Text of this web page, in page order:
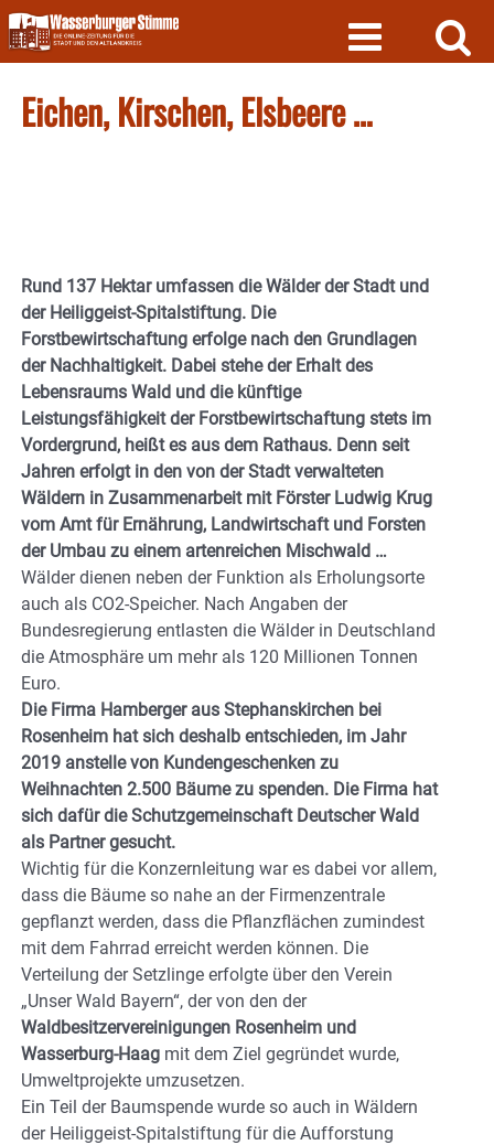
Skip
to
content
Eichen, Kirschen, Elsbeere …
Rund 137 Hektar umfassen die Wälder der Stadt und
der Heiliggeist-Spitalstiftung. Die
Forstbewirtschaftung erfolge nach den Grundlagen
der Nachhaltigkeit. Dabei stehe der Erhalt des
Lebensraums Wald und die künftige
Leistungsfähigkeit der Forstbewirtschaftung stets im
Vordergrund, heißt es aus dem Rathaus. Denn seit
Jahren erfolgt in den von der Stadt verwalteten
Wäldern in Zusammenarbeit mit Förster Ludwig Krug
vom Amt für Ernährung, Landwirtschaft und Forsten
der Umbau zu einem artenreichen Mischwald …
Wälder dienen neben der Funktion als Erholungsorte
auch als CO2-Speicher. Nach Angaben der
Bundesregierung entlasten die Wälder in Deutschland
die Atmosphäre um mehr als 120 Millionen Tonnen
Euro.
Die Firma Hamberger aus Stephanskirchen bei
Rosenheim hat sich deshalb entschieden, im Jahr
2019 anstelle von Kundengeschenken zu
Weihnachten 2.500 Bäume zu spenden. Die Firma hat
sich dafür die Schutzgemeinschaft Deutscher Wald
als Partner gesucht.
Wichtig für die Konzernleitung war es dabei vor allem,
dass die Bäume so nahe an der Firmenzentrale
gepflanzt werden, dass die Pflanzflächen zumindest
mit dem Fahrrad erreicht werden können. Die
Verteilung der Setzlinge erfolgte über den Verein
„Unser Wald Bayern“, der von den der
Waldbesitzervereinigungen Rosenheim und
Wasserburg-Haag mit dem Ziel gegründet wurde,
Umweltprojekte umzusetzen.
Ein Teil der Baumspende wurde so auch in Wäldern
der Heiliggeist-Spitalstiftung für die Aufforstung